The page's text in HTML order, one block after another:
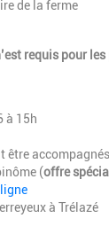
de la ferme
requis pour les
à 15h
être
(offre
à Trélazé